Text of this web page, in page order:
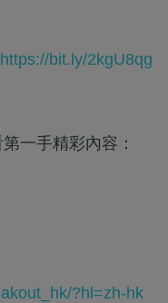
https://bit.ly/2kgU8qg
一手精彩內容：
?hl=zh-hk